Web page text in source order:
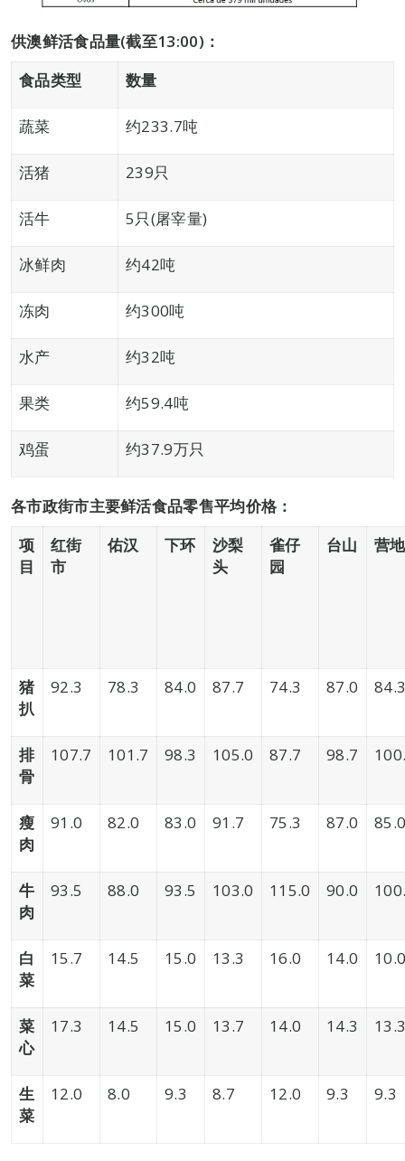
供澳鲜活食品量(截至13:00) ：
食品类型
数量
蔬菜 约233.7吨
活猪 239只
活牛 5只(屠宰量)
冰鲜肉 约42吨
冻肉 约300吨
水产 约32吨
果类 约59.4吨
鸡蛋 约37.9万只
各市政街市主要鲜活食品零售平均价格：
项
目
红街
市
佑汉 下环
沙梨
头
雀仔
园
台山 营地
猪
扒
92.3 78.3 84.0 87.7 74.3 87.0
排
骨
107.7 101.7 98.3 105.0 87.7 98.7
瘦
肉
91.0 82.0 83.0 91.7 75.3 87.0
牛
肉
93.5 88.0 93.5 103.0 115.0 90.0
白
菜
15.7 14.5 15.0 13.3 16.0 14.0
菜
心
17.3 14.5 15.0 13.7 14.0 14.3
生
菜
12.0 8.0 9.3 8.7 12.0 9.3 9.3